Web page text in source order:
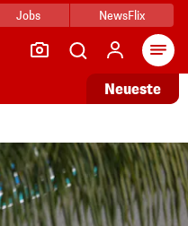
Jobs NewsFlix
Neueste